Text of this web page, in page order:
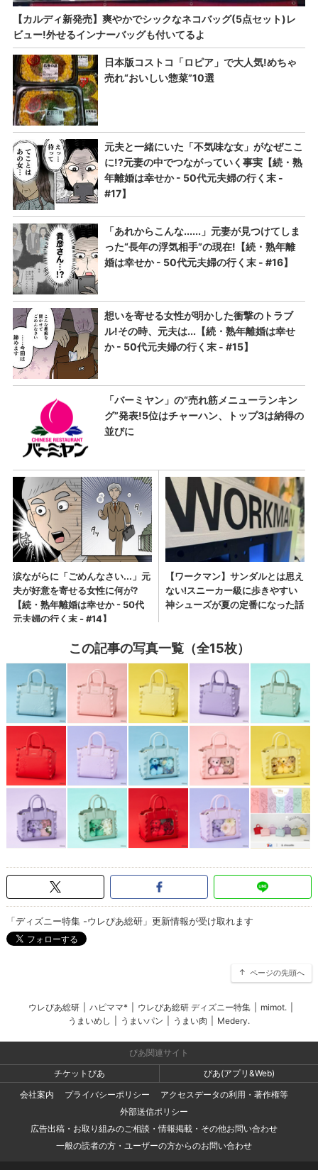
この記事の写真一覧（全15枚）
「ディズニー特集 -ウレぴあ総研」更新情報が受け取れます
ページの先頭へ
ウレぴあ総研 ハピママ* ウレぴあ総研 ディズニー特集 mimot.
うまいめし
うまいパン うまい肉 Medery.
ぴあ関連サイト
チケットぴあ
ぴあ(アプリ&Web)
会社案内
プライバシーポリシー
アクセスデータの利用・著作権等
外部送信ポリシー
広告出稿・お取り組みのご相談・情報掲載・その他お問い合わせ
一般の読者の方・ユーザーの方からのお問い合わせ